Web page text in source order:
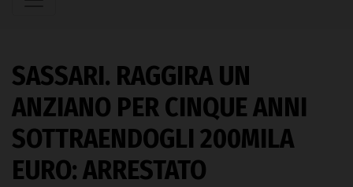
SASSARI. RAGGIRA UN
ANZIANO PER CINQUE ANNI
SOTTRAENDOGLI 200MILA
EURO: ARRESTATO